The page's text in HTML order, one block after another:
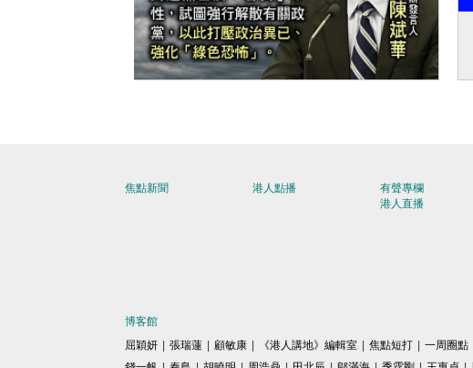
焦點新聞 港人點播
有聲專欄
港人直播
博客館
屈穎妍
張瑞蓮 顧敏康 《港人講地》編輯室 焦點短打 一周圈點